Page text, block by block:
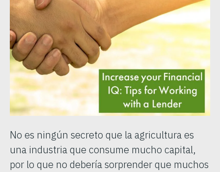
No es ningún secreto que la agricultura es
una industria que consume mucho capital,
por lo que no debería sorprender que muchos